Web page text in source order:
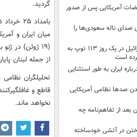
آمریکایی پس از صدور
صدای ناله سعودی‌ها را
یونیفل: ارتش اسرائیل در یک روز ۱۱۳ توپ به
است
ایران به طور استثنایی
صدها نظامی آمریکایی
بعد از تفاهم‌نامه چه
در آتشی خودساخته
گردید.
(۱۹ ژوئن) در
از جمله لبنان
تحلیلگران
قاطع و
نخواهد ماند.